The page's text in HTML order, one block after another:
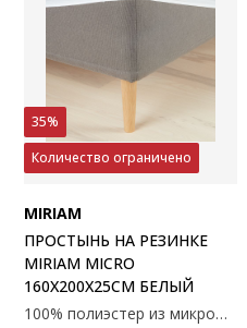
35%
Количество ограничено
MIRIAM
ПРОСТЫНЬ НА РЕЗИНКЕ
MIRIAM MICRO
160X200X25СМ БЕЛЫЙ
100% полиэстер из микрофибры. 160x200x25 см